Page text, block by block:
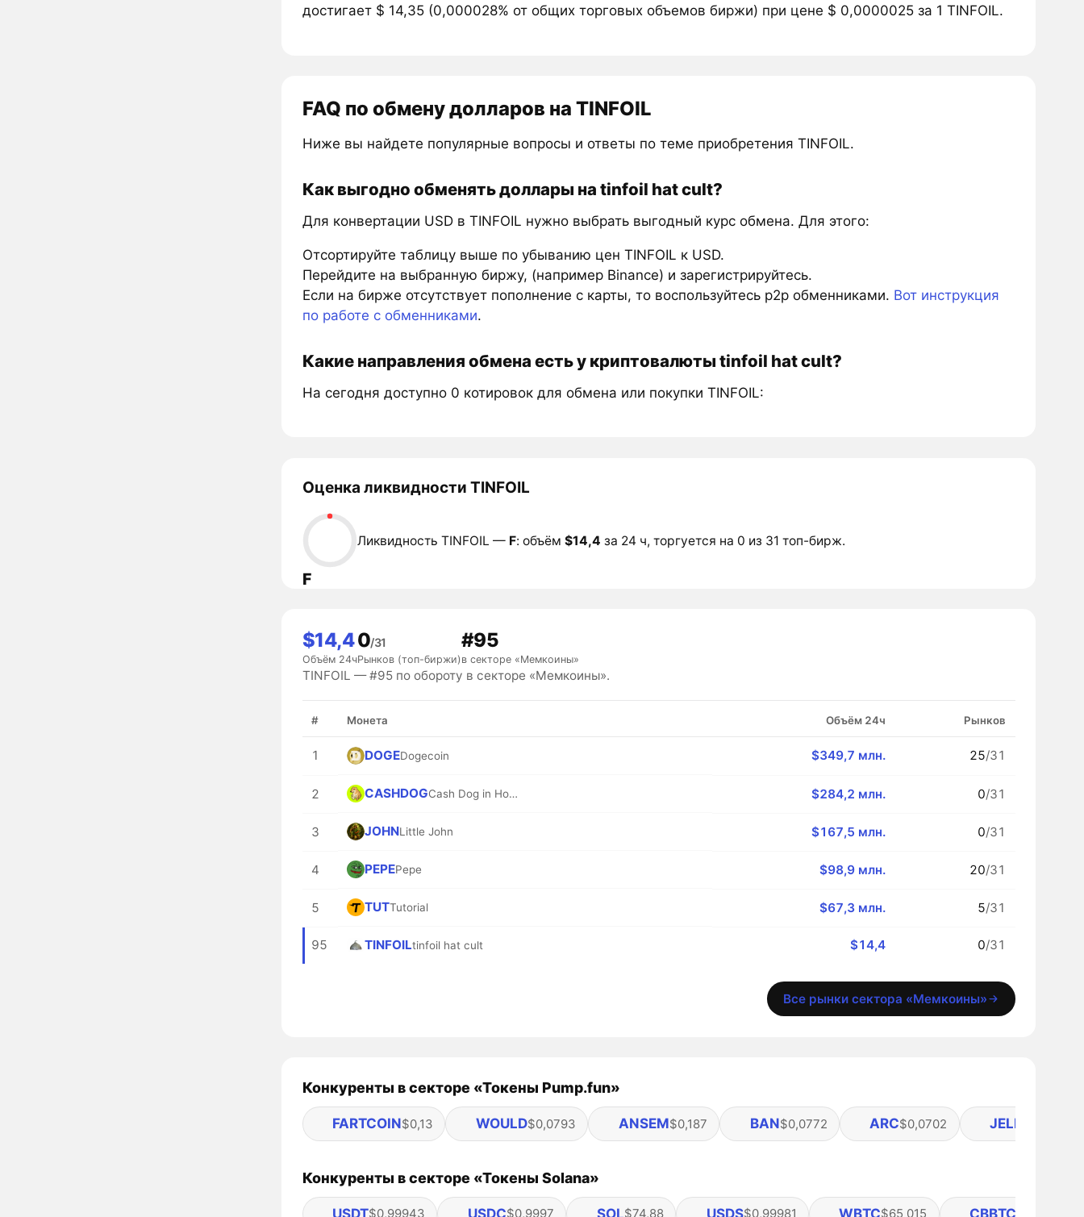
достигает $ 14,35 (0,000028% от общих торговых объемов биржи) при цене $ 0,0000025 за 1 TINFOIL.
FAQ по обмену долларов на TINFOIL
Ниже вы найдете популярные вопросы и ответы по теме приобретения TINFOIL.
Как выгодно обменять доллары на tinfoil hat cult?
Для конвертации USD в TINFOIL нужно выбрать выгодный курс обмена. Для этого:
Отсортируйте таблицу выше по убыванию цен TINFOIL к USD.
Перейдите на выбранную биржу, (например Binance) и зарегистрируйтесь.
Если на бирже отсутствует пополнение с карты, то воспользуйтесь p2p обменниками. Вот инструкция
по работе с обменниками.
Какие направления обмена есть у криптовалюты tinfoil hat cult?
На сегодня доступно 0 котировок для обмена или покупки TINFOIL:
Оценка ликвидности TINFOIL
F
Ликвидность TINFOIL — F: объём $14,4 за 24 ч, торгуется на 0 из 31 топ-бирж.
$14,4
Объём 24ч
0/31
Рынков (топ-биржи)
#95
в секторе «Мемкоины»
TINFOIL — #95 по обороту в секторе «Мемкоины».
# Монета Объём 24ч Рынков
1 DOGEDogecoin $349,7 млн. 25/31
2 CASHDOG Cash Dog in Hood $284,2 млн. 0/31
3 JOHNLittle John $167,5 млн. 0/31
4 PEPEPepe $98,9 млн. 20/31
5 TUTTutorial $67,3 млн. 5/31
95 TINFOILtinfoil hat cult $14,4 0/31
Все рынки сектора «Мемкоины»
Конкуренты в секторе «Токены Pump.fun»
FARTCOIN$0,13 WOULD$0,0793 ANSEM$0,187 BAN$0,0772 ARC$0,0702 JELLYJELLY
Конкуренты в секторе «Токены Solana»
USDT$0,99943 USDC$0,9997 SOL$74,88 USDS$0,99981 WBTC$65 015 CBBTC